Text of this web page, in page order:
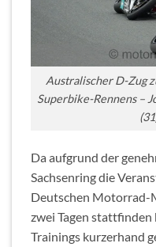
Australischer D-Zug
Superbike-Rennens –
Da aufgrund der
Sachsenring die
Deutschen Motorrad-
zwei Tagen
Trainings kurzerhand